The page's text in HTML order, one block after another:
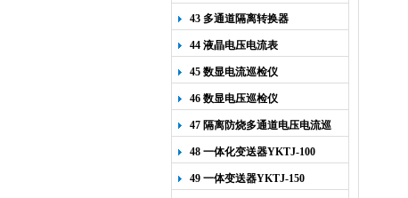
43 多通道隔离转换器
44 液晶电压电流表
45 数显电流巡检仪
46 数显电压巡检仪
47 隔离防烧多通道电压电流巡
检仪
48 一体化变送器YKTJ-100
49 一体变送器YKTJ-150